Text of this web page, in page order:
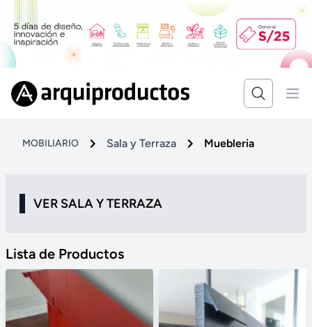
MOBILIARIO Sala y Terraza Muebleria
VER SALA Y TERRAZA
Lista de Productos